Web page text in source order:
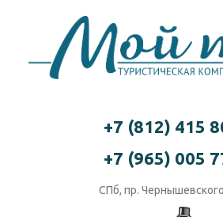
+7 (812) 415
+7 (965) 005
СПб, пр.